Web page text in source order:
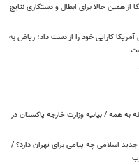
همین حالا برای ابطال و دستکاری نتایج
کارایی خود را از دست داد؛ ریاض به
همه / بیانیه وزارت خارجه پاکستان در
اسلامی چه پیامی برای تهران دارد؟ /